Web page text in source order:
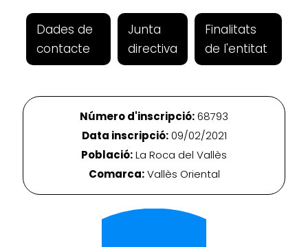
Dades de
contacte
Junta
directiva
Finalitats
de l'entitat
Número d'inscripció:68793
Data inscripció:09/02/2021
Població:La Roca del Vallès
Comarca:Vallès Oriental